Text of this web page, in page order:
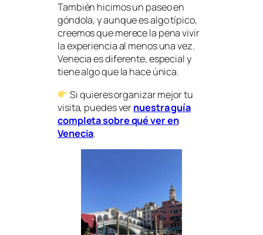
También hicimos un paseo en
góndola, y aunque es algo típico,
creemos que merece la pena vivir
la experiencia al menos una vez.
Venecia es diferente, especial y
tiene algo que la hace única.
Si quieres organizar mejor tu
visita, puedes vernuestra guía
completa sobre qué ver en
Venecia.